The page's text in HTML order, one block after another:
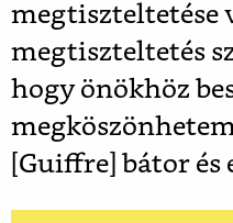
megtiszteltetése
megtiszteltetés
hogy önökhöz
[Guiffre] bátor